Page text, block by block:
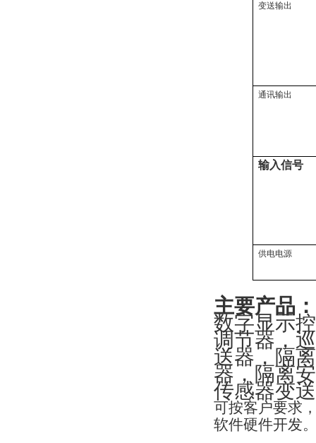
变送输出
通讯输出
输入信号
供电电源
主要产品：
数字显示
调节器，
送器，隔
器，隔离
传感器变
可按客户要求
软件硬件开发